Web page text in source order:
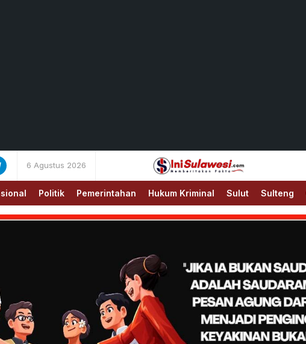
6 Agustus 2026
IniSulawesi.com
Memberitakan Fakta
Politik Pemerintahan Hukum Kriminal Sulut Sulteng